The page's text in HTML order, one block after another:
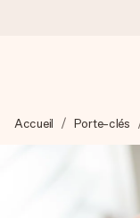
Nous préparons
en un éclair –
Accueil Porte-clés